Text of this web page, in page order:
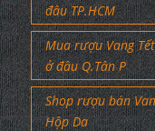
đâu TP.HCM
Mua rượu Vang
ở đâu Q.Tân P
Shop rượu bán
Hộp Da